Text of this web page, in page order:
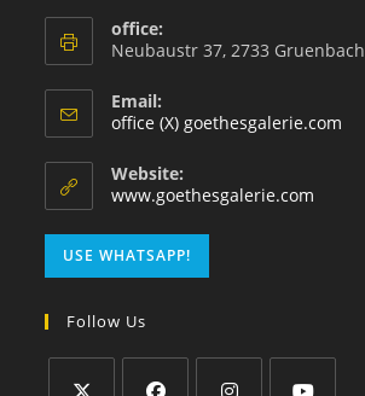
office:
Neubaustr 37, 2733 Gruenbach
Email:
office (X) goethesgalerie.com
Website:
www.goethesgalerie.com
USE WHATSAPP!
Follow Us